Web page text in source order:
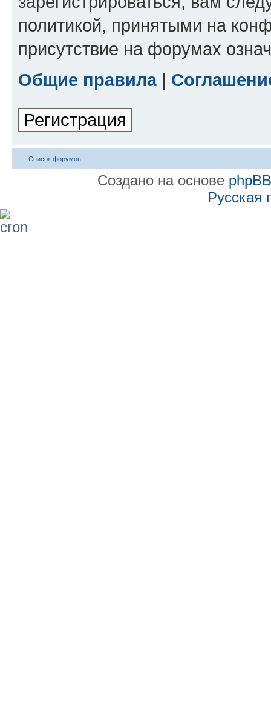
политикой, принятыми на
присутствие на форумах
Общие правила|
Регистрация
Список форумов
Создано на основе phpBB
Русская